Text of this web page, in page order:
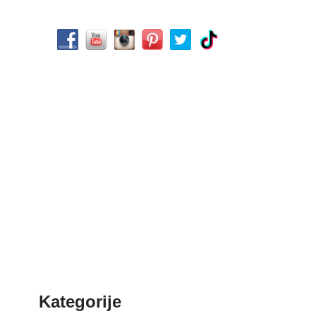
Kategorije